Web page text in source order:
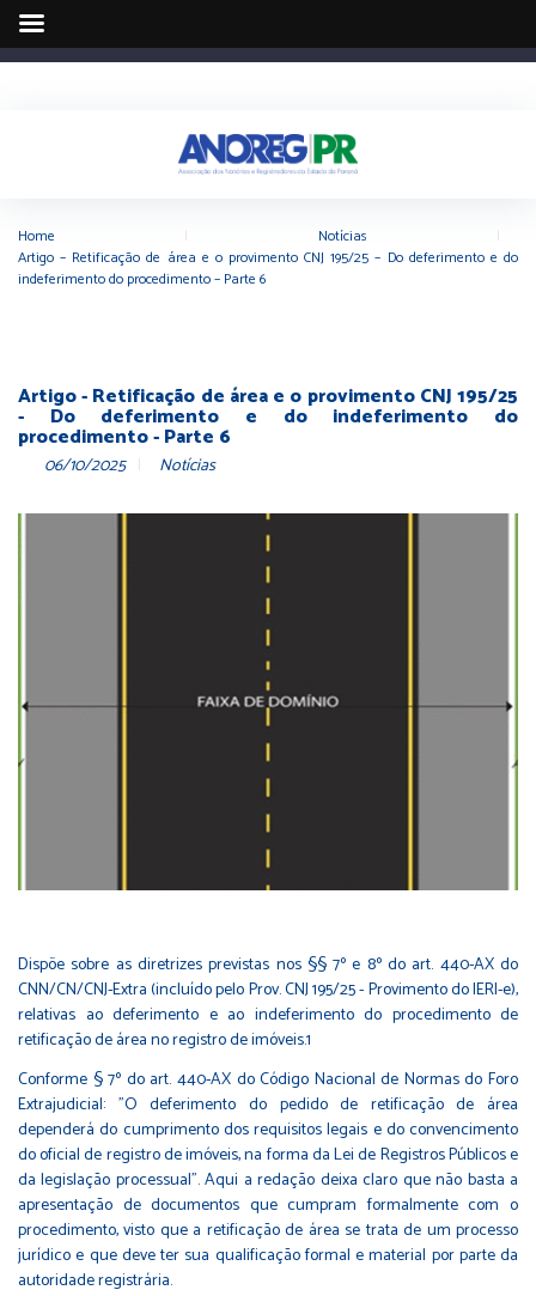
Home Notícias
Artigo – Retificação de área e o provimento CNJ 195/25 – Do deferimento e do
indeferimento do procedimento – Parte 6
Artigo - Retificação de área e o provimento CNJ 195/25
- Do deferimento e do indeferimento do
procedimento - Parte 6
06/10/2025 Notícias
Dispõe sobre as diretrizes previstas nos §§ 7º e 8º do art. 440-AX do
CNN/CN/CNJ-Extra (incluído pelo Prov. CNJ 195/25 - Provimento do IERI-e),
relativas ao deferimento e ao indeferimento do procedimento de
retificação de área no registro de imóveis.1
Conforme § 7º do art. 440-AX do Código Nacional de Normas do Foro
Extrajudicial: "O deferimento do pedido de retificação de área
dependerá do cumprimento dos requisitos legais e do convencimento
do oficial de registro de imóveis, na forma da Lei de Registros Públicos e
da legislação processual". Aqui a redação deixa claro que não basta a
apresentação de documentos que cumpram formalmente com o
procedimento, visto que a retificação de área se trata de um processo
jurídico e que deve ter sua qualificação formal e material por parte da
autoridade registrária.